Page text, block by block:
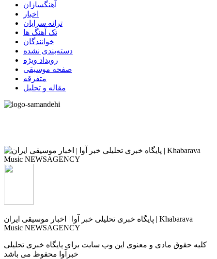
آهنگسازان
اخبار
ترانه سرایان
تک آهنگ ها
خوانندگان
دسته‌بندی نشده
رویداد ویژه
صفحه موسیقی
متفرقه
مقاله و تحلیل
پایگاه خبری تحلیلی خبر آوا | اخبار موسیقی ایران | Khabarava
Music NEWSAGENCY
کلیه حقوق مادی و معنوی این وب سایت برای پایگاه خبری تحلیلی
خبرآوا محفوظ می باشد